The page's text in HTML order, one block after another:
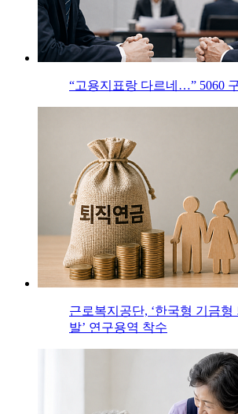
“고용지표랑 다르네…” 5060
근로복지공단, ‘한국형 기금형
발’ 연구용역 착수